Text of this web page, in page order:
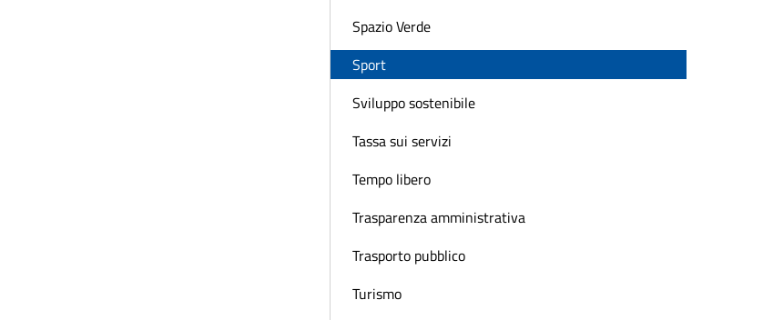
Spazio Verde
Sport
Sviluppo sostenibile
Tassa sui servizi
Tempo libero
Trasparenza amministrativa
Trasporto pubblico
Turismo